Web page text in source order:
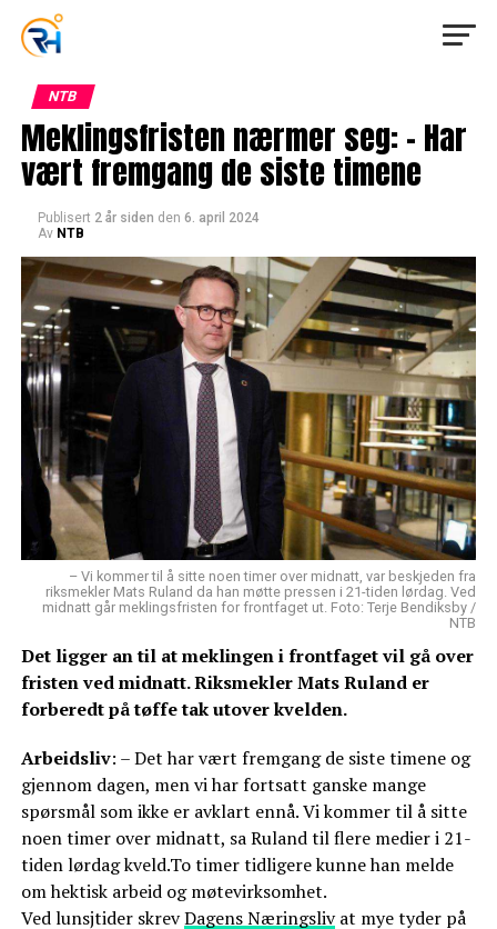
NTB
Meklingsfristen nærmer seg: – Har
vært fremgang de siste timene
Publisert 2 år siden den 6. april 2024
Av NTB
– Vi kommer til å sitte noen timer over midnatt, var beskjeden fra
riksmekler Mats Ruland da han møtte pressen i 21-tiden lørdag. Ved
midnatt går meklingsfristen for frontfaget ut. Foto: Terje Bendiksby /
NTB
Det ligger an til at meklingen i frontfaget vil gå over
fristen ved midnatt. Riksmekler Mats Ruland er
forberedt på tøffe tak utover kvelden.
Arbeidsliv: – Det har vært fremgang de siste timene og
gjennom dagen, men vi har fortsatt ganske mange
spørsmål som ikke er avklart ennå. Vi kommer til å sitte
noen timer over midnatt, sa Ruland til flere medier i 21-
tiden lørdag kveld.To timer tidligere kunne han melde
om hektisk arbeid og møtevirksomhet.
Ved lunsjtider skrevDagens Næringslivat mye tyder på